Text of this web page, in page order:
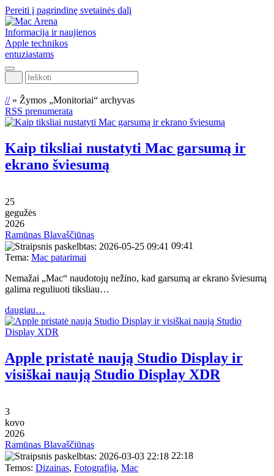
Pereiti į pagrindinę svetainės dalį
Informacija ir naujienos
Apple technikos
entuziastams
Ieškoti
//» Žymos „Monitoriai“ archyvas
RSS prenumerata
Kaip tiksliai nustatyti Mac garsumą ir
ekrano šviesumą
25
gegužės
2026
Ramūnas Blavaščiūnas
09:41
Tema: Mac patarimai
Nemažai „Mac“ naudotojų nežino, kad garsumą ar ekrano šviesumą
galima reguliuoti tiksliau…
daugiau…
Apple pristatė naują Studio Display ir
visiškai naują Studio Display XDR
3
kovo
2026
Ramūnas Blavaščiūnas
22:18
Temos: Dizainas, Fotografija, Mac